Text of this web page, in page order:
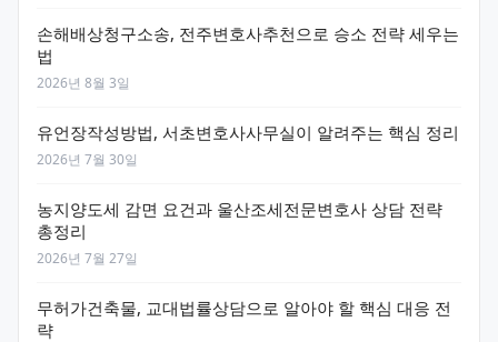
손해배상청구소송, 전주변호사추천으로 승소 전략 세우는
법
2026년 8월 3일
유언장작성방법, 서초변호사사무실이 알려주는 핵심 정리
2026년 7월 30일
농지양도세 감면 요건과 울산조세전문변호사 상담 전략
총정리
2026년 7월 27일
무허가건축물, 교대법률상담으로 알아야 할 핵심 대응 전
략